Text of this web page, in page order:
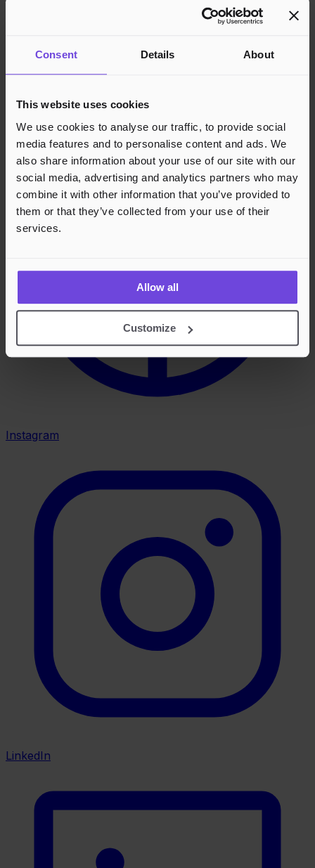
Consent Details About
This website uses cookies
We use cookies to analyse our traffic, to provide social
media features and to personalise content and ads. We
also share information about your use of our site with our
social media, advertising and analytics partners who may
combine it with other information that you’ve provided to
them or that they’ve collected from your use of their
services.
Allow all
Customize
Footer
Effortless Events,
Instagram
LinkedIn